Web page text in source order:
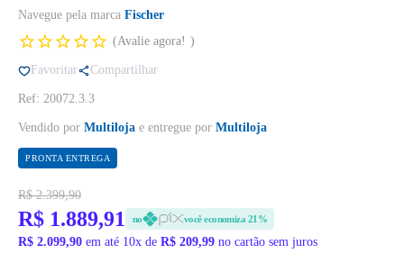
Navegue pela marca Fischer
Avalie agora!
Favoritar Compartilhar
Ref: 20072.3.3
Vendido por Multiloja e entregue por Multiloja
PRONTA ENTREGA
R$ 2.399,90
R$ 1.889,91 no você economiza 21%
R$ 2.099,90 em até 10x de R$ 209,99 no cartão sem juros